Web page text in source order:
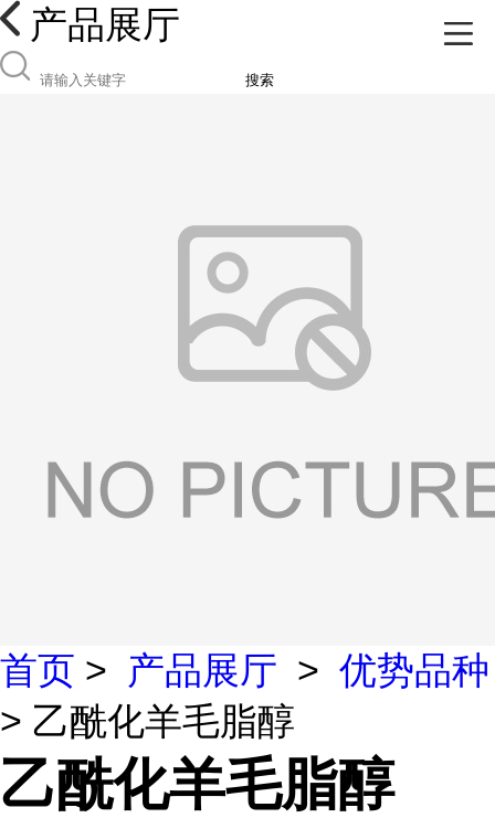
产品展厅
搜索
首页 > 产品展厅 > 优势品种
> 乙酰化羊毛脂醇
乙酰化羊毛脂醇